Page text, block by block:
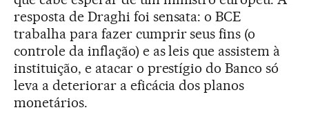
resposta de Draghi foi sensata: o BCE
trabalha para fazer cumprir seus fins (o
controle da inflação) e as leis que assistem à
instituição, e atacar o prestígio do Banco só
leva a deteriorar a eficácia dos planos
monetários.